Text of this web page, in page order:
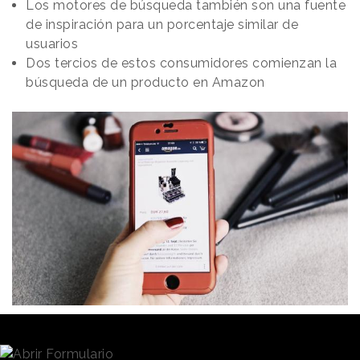
Los motores de búsqueda también son una fuente
de inspiración para un porcentaje similar de
usuarios
Dos tercios de estos consumidores comienzan la
búsqueda de un producto en Amazon
El 52% de las personas que compran en